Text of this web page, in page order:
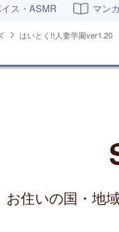
ス・ASMR マン
はいとく!!人妻学園ver1.20
お住いの国・地